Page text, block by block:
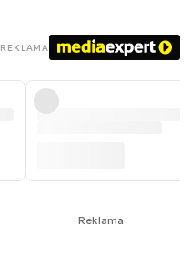
REKLAMA
Reklama